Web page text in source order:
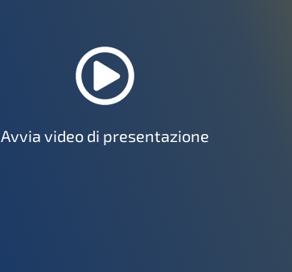
Avvia video di presentazione